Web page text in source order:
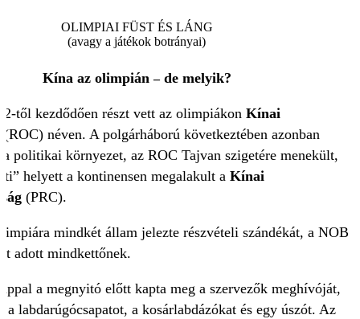
OLIMPIAI FÜST ÉS LÁNG
(avagy a játékok botrányai)
Kína az olimpián–de melyik?
től kezdődően részt vett az olimpiákon Kínai
(ROC) néven. A polgárháború következtében azonban
politikai környezet, az ROC Tajvan szigetére menekült,
helyett a kontinensen megalakult a Kínai
(PRC).
mindkét állam jelezte részvételi szándékát, a NOB
adott mindkettőnek.
a megnyitó előtt kapta meg a szervezők meghívóját,
a labdarúgócsapatot, a kosárlabdázókat és egy úszót. Az